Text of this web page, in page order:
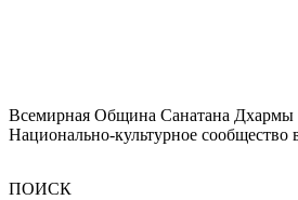
Всемирная Община Санатана Дхармы
Национально-культурное сообщество
ПОИСК